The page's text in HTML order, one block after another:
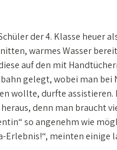
der 4. Klasse heuer
warmes Wasser
auf den mit
gelegt, wobei man bei
wollte, durfte
denn man braucht
so angenehm wie
Erlebnis!“, meinten einige